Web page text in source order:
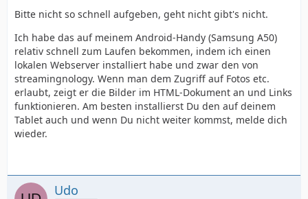
Bitte nicht so schnell aufgeben, geht nicht gibt's nicht.
Ich habe das auf meinem Android-Handy (Samsung A50)
relativ schnell zum Laufen bekommen, indem ich einen
lokalen Webserver installiert habe und zwar den von
streamingnology. Wenn man dem Zugriff auf Fotos etc.
erlaubt, zeigt er die Bilder im HTML-Dokument an und Links
funktionieren. Am besten installierst Du den auf deinem
Tablet auch und wenn Du nicht weiter kommst, melde dich
wieder.
Udo